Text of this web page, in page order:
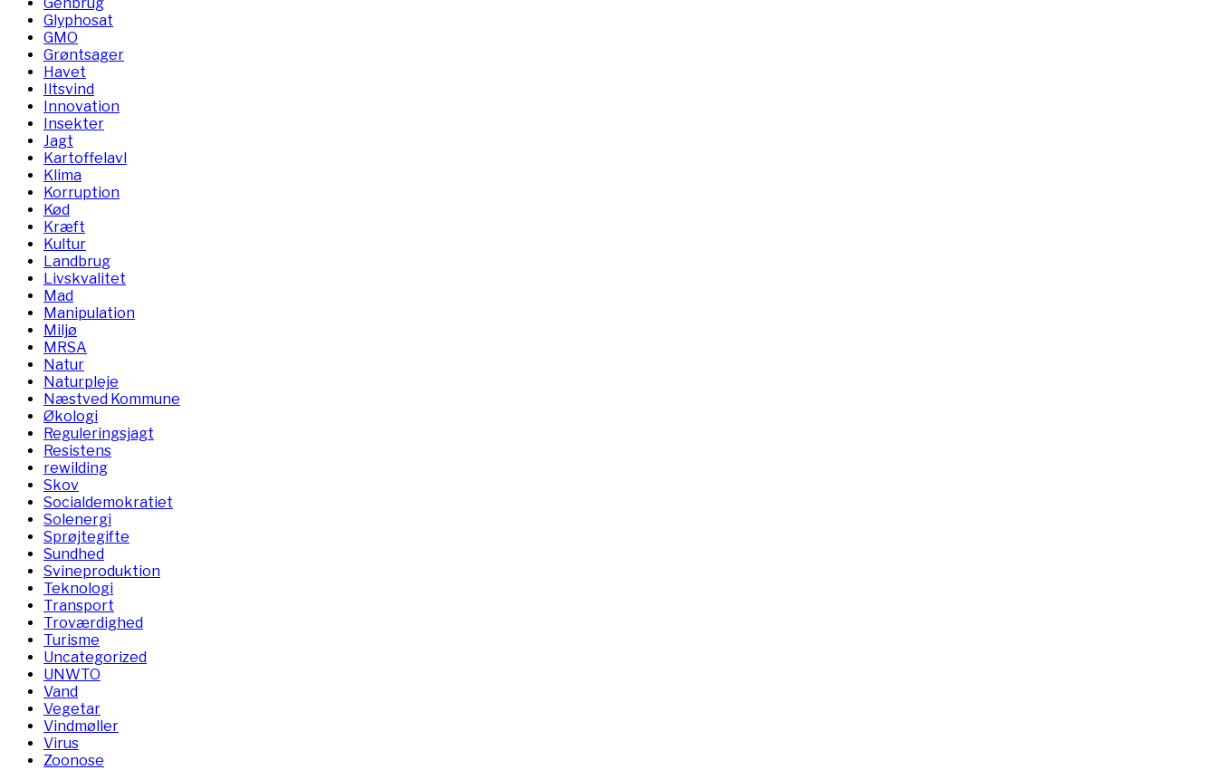
Glyphosat
GMO
Grøntsager
Havet
Iltsvind
Innovation
Insekter
Jagt
Kartoffelavl
Klima
Korruption
Kød
Kræft
Kultur
Landbrug
Livskvalitet
Mad
Manipulation
Miljø
MRSA
Natur
Naturpleje
Næstved Kommune
Økologi
Reguleringsjagt
Resistens
rewilding
Skov
Socialdemokratiet
Solenergi
Sprøjtegifte
Sundhed
Svineproduktion
Teknologi
Transport
Troværdighed
Turisme
Uncategorized
UNWTO
Vand
Vegetar
Vindmøller
Virus
Zoonose